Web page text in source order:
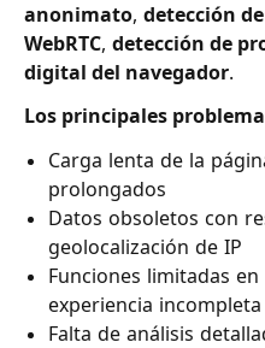
anonimato, detección
WebRTC, detección de
digital del navegador.
Los principales
Carga lenta de la
prolongados
Datos obsoletos con
geolocalización de IP
Funciones limitadas
experiencia incompleta
Falta de análisis